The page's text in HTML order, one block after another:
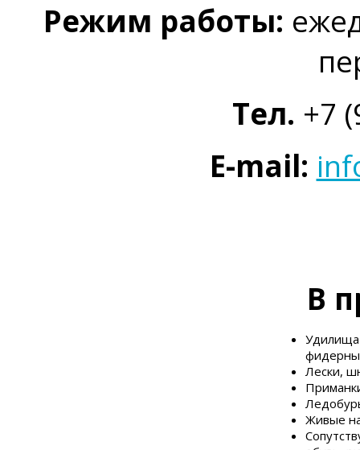
Режим работы:
Тел. +7
E-mail:
В
Удилища
Лески,
Живые